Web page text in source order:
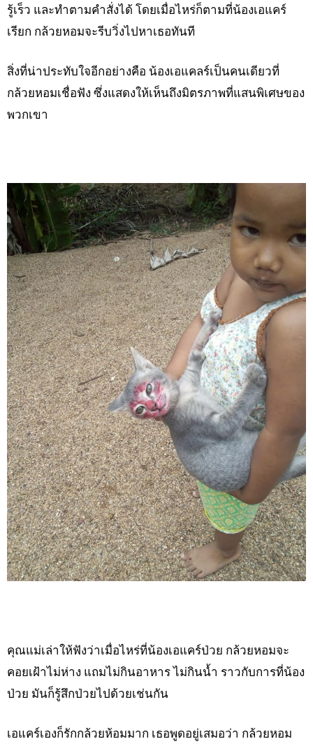
รู้เร็ว และทำตามคำสั่งได้ โดยเมื่อไหร่ก็ตามที่น้องเอแคร์
เรียก กล้วยหอมจะรีบวิ่งไปหาเธอทันที
สิ่งที่น่าประทับใจอีกอย่างคือ น้องเอแคลร์เป็นคนเดียวที่
กล้วยหอมเชื่อฟัง ซึ่งแสดงให้เห็นถึงมิตรภาพที่แสนพิเศษของ
พวกเขา
คุณแม่เล่าให้ฟังว่าเมื่อไหร่ที่น้องเอแคร์ป่วย กล้วยหอมจะ
คอยเฝ้าไม่ห่าง แถมไม่กินอาหาร ไม่กินน้ำ ราวกับการที่น้อง
ป่วย มันก็รู้สึกป่วยไปด้วยเช่นกัน
เอแคร์เองก็รักกล้วยห้อมมาก เธอพูดอยู่เสมอว่า กล้วยหอม